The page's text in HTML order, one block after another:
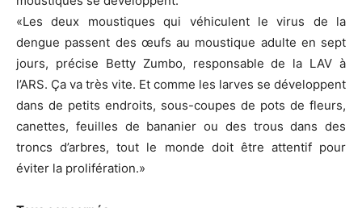
«Les deux moustiques qui véhiculent le virus de la
dengue passent des œufs au moustique adulte en sept
jours, précise Betty Zumbo, responsable de la LAV à
l’ARS. Ça va très vite. Et comme les larves se développent
dans de petits endroits, sous-coupes de pots de fleurs,
canettes, feuilles de bananier ou des trous dans des
troncs d’arbres, tout le monde doit être attentif pour
éviter la prolifération.»